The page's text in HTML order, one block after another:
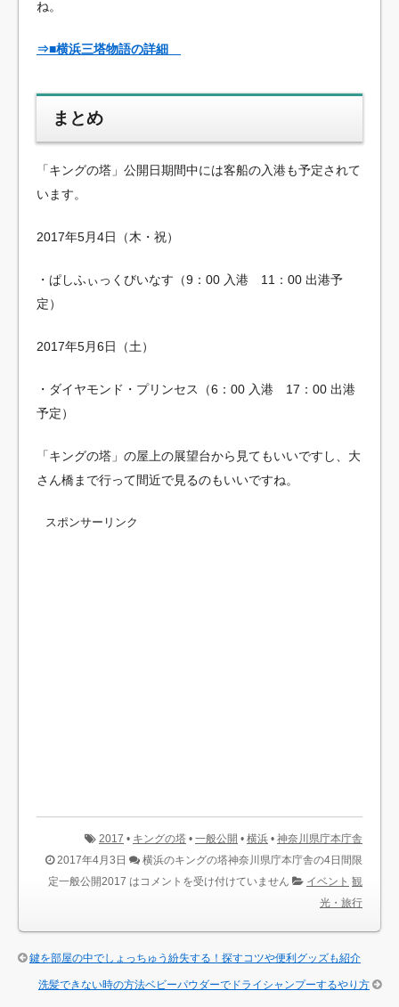
ね。
⇒■横浜三塔物語の詳細
まとめ
「キングの塔」公開日期間中には客船の入港も予定されて
います。
2017年5月4日（木・祝）
・ぱしふぃっくびいなす（9：00 入港 11：00 出港予
定）
2017年5月6日（土）
・ダイヤモンド・プリンセス（6：00 入港 17：00 出港
予定）
「キングの塔」の屋上の展望台から見てもいいですし、大
さん橋まで行って間近で見るのもいいですね。
スポンサーリンク
2017 • キングの塔 • 一般公開 • 横浜 • 神奈川県庁本庁舎
2017年4月3日
横浜のキングの塔神奈川県庁本庁舎の4日間限
定一般公開2017 は コメントを受け付けていません イベント 観
光・旅行
鍵を部屋の中でしょっちゅう紛失する！探すコツや便利グッズも紹介
洗髪できない時の方法ベビーパウダーでドライシャンプーするやり方